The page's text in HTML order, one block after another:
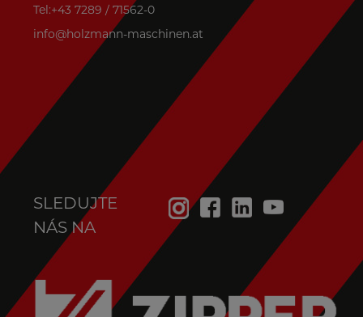
Tel:+43 7289 / 71562-0
info@holzmann-maschinen.at
SLEDUJTE
NÁS NA